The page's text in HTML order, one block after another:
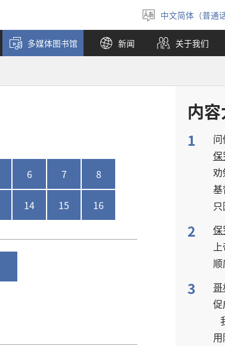
选
择
语
言
中文简体（普通话
多媒体图书馆 新闻 关于我们
6 7 8
14 15 16
内
1
保
基
只
2 保
3 哥
用